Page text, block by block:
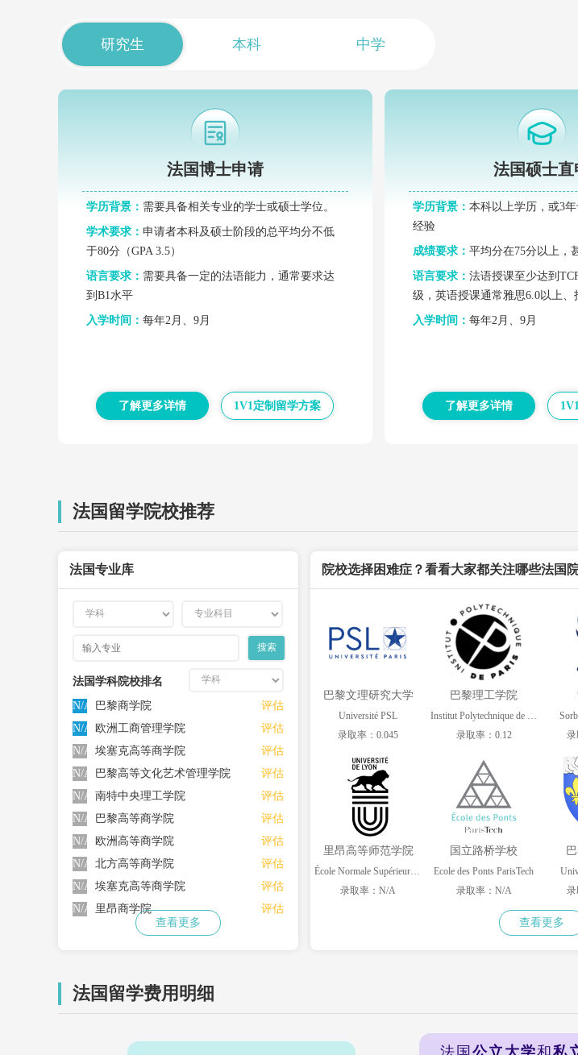
研究生 本科 中学
法国博士申请
学历背景： 需要具备相关专业的学士或硕士学位。
学术要求： 申请者本科及硕士阶段的总平均分不低
于80分（GPA 3.5）
语言要求： 需要具备一定的法语能力，通常要求达
到B1水平
入学时间： 每年2月、9月
了解更多详情 1V1定制留学方案
法国硕士直
学历背景： 本科以上学历，或3
经验
成绩要求： 平均分在75分以上，
语言要求： 法语授课至少达到
级，英语授课通常雅思6.0以上、
入学时间： 每年2月、9月
了解更多详情
法国留学院校推荐
法国专业库
法国学科院校排名
N/A
巴黎商学院
评估
N/A
欧洲工商管理学院
评估
N/A
埃塞克高等商学院
评估
N/A
巴黎高等文化艺术管理学院
评估
N/A
南特中央理工学院
评估
N/A
巴黎高等商学院
评估
N/A
欧洲高等商学院
评估
N/A
北方高等商学院
评估
N/A
埃塞克高等商学院
评估
N/A
里昂商学院
评估
查看更多
院校选择困难症？看看大家都关注哪些法国
巴黎文理研究大学
Université PSL
录取率：0.045
巴黎理工学院
录取率：0.12
录
里昂高等师范学院
录取率：N/A
国立路桥学校
Ecole des Ponts ParisTech
录取率：N/A
录
查看更多
法国留学费用明细
法国 公立大学和私